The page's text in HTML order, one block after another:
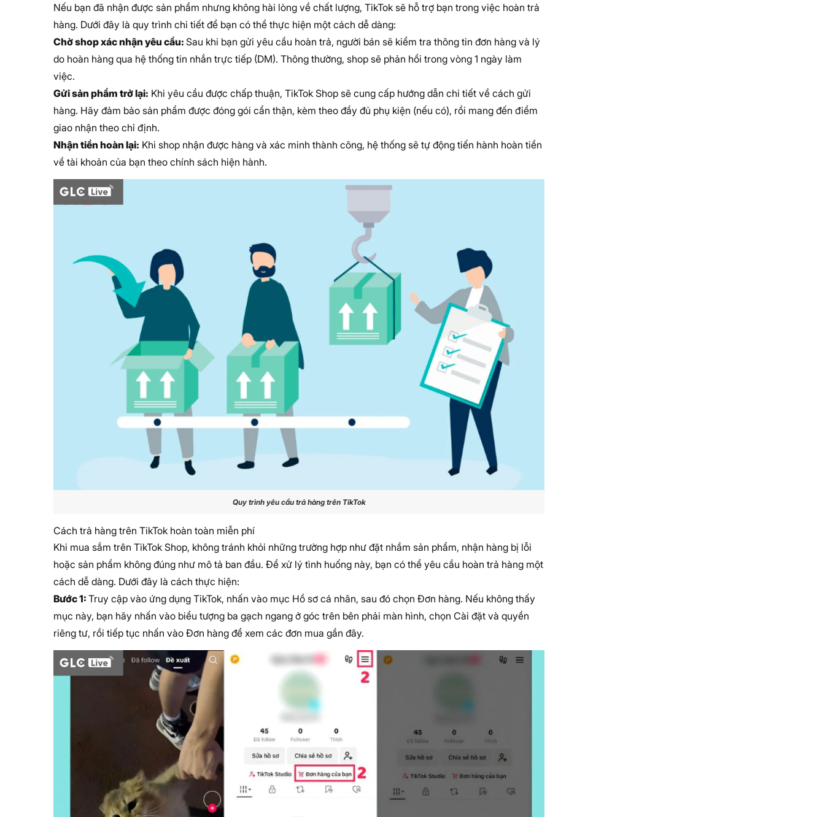
Nếu bạn đã nhận được sản phẩm nhưng không hài lòng về chất lượng, TikTok sẽ hỗ trợ bạn trong việc hoàn trả
hàng. Dưới đây là quy trình chi tiết để bạn có thể thực hiện một cách dễ dàng:
Chờ shop xác nhận yêu cầu: Sau khi bạn gửi yêu cầu hoàn trả, người bán sẽ kiểm tra thông tin đơn hàng và lý
do hoàn hàng qua hệ thống tin nhắn trực tiếp (DM). Thông thường, shop sẽ phản hồi trong vòng 1 ngày làm
việc.
Gửi sản phẩm trở lại: Khi yêu cầu được chấp thuận, TikTok Shop sẽ cung cấp hướng dẫn chi tiết về cách gửi
hàng. Hãy đảm bảo sản phẩm được đóng gói cẩn thận, kèm theo đầy đủ phụ kiện (nếu có), rồi mang đến điểm
giao nhận theo chỉ định.
Nhận tiền hoàn lại: Khi shop nhận được hàng và xác minh thành công, hệ thống sẽ tự động tiến hành hoàn tiền
về tài khoản của bạn theo chính sách hiện hành.
Quy trình yêu cầu trả hàng trên TikTok
Cách trả hàng trên TikTok hoàn toàn miễn phí
Khi mua sắm trên TikTok Shop, không tránh khỏi những trường hợp như đặt nhầm sản phẩm, nhận hàng bị lỗi
hoặc sản phẩm không đúng như mô tả ban đầu. Để xử lý tình huống này, bạn có thể yêu cầu hoàn trả hàng một
cách dễ dàng. Dưới đây là cách thực hiện:
Bước 1: Truy cập vào ứng dụng TikTok, nhấn vào mục Hồ sơ cá nhân, sau đó chọn Đơn hàng. Nếu không thấy
mục này, bạn hãy nhấn vào biểu tượng ba gạch ngang ở góc trên bên phải màn hình, chọn Cài đặt và quyền
riêng tư, rồi tiếp tục nhấn vào Đơn hàng để xem các đơn mua gần đây.